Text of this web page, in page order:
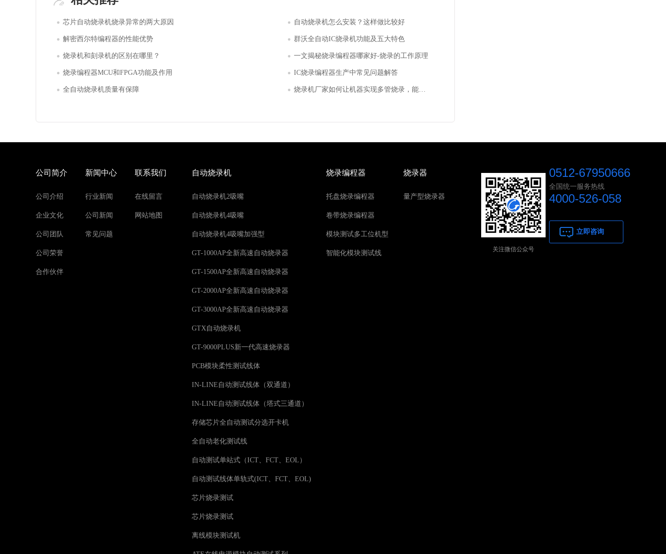
芯片自动烧录机烧录异常的两大原因 自动烧录机怎么安装？这样做比较好
解密西尔特编程器的性能优势 群沃全自动IC烧录机功能及五大特色
烧录机和刻录机的区别在哪里？ 一文揭秘烧录编程器哪家好-烧录的工作原理
烧录编程器MCU和FPGA功能及作用 IC烧录编程器生产中常见问题解答
全自动烧录机质量有保障 烧录机厂家如何让机器实现多管烧录，能带来什么好处
公司简介
公司介绍
企业文化
公司团队
公司荣誉
合作伙伴
新闻中心
行业新闻
公司新闻
常见问题
联系我们
在线留言
网站地图
自动烧录机
自动烧录机2吸嘴
自动烧录机4吸嘴
自动烧录机4吸嘴加强型
GT-1000AP全新高速自动烧录器
GT-1500AP全新高速自动烧录器
GT-2000AP全新高速自动烧录器
GT-3000AP全新高速自动烧录器
GTX自动烧录机
GT-9000PLUS新一代高速烧录器
PCB模块柔性测试线体
IN-LINE自动测试线体（双通道）
IN-LINE自动测试线体（塔式三通道）
存储芯片全自动测试分选开卡机
全自动老化测试线
自动测试单站式（ICT、FCT、EOL）
自动测试线体单轨式(ICT、FCT、EOL)
芯片烧录测试
芯片烧录测试
离线模块测试机
烧录编程器
托盘烧录编程器
卷带烧录编程器
模块测试多工位机型
智能化模块测试线
烧录器
量产型烧录器
关注微信公众号
0512-67950666
全国统一服务热线
4000-526-058
立即咨询